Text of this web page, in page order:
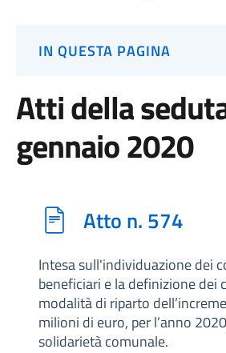
IN QUESTA PAGINA
Atti della
gennaio 2020
Atto n. 574
Intesa sull'individuazione dei
beneficiari e la definizione dei
modalità di riparto
milioni di euro, per l’anno
solidarietà comunale.